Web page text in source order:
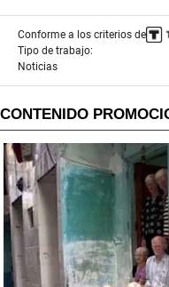
Conforme a los criterios de
Tipo de trabajo:
Noticias